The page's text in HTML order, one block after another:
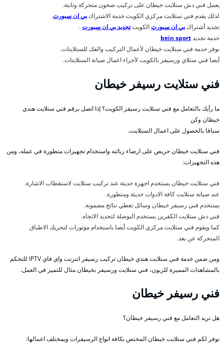
يعمل فني دش ستلايت خيطان على تركيب صحون متحركة وثابتة.
لذلك يقدم فني ستلايت مركزي الكويت خدمة الاشتراكبي ان سبورت.
تجديد أشتراكبي ان سبورتالكويتتجديد بي ان سبورت.
خدمة تجديدbein sport
نوفر خدمة فني ستلايت خيطان لأعمال التركيب والفك للستلايتات.
أيضا فني ستلاي ورسيفر بالكويت لأجراء اعمال صيانة الستلايتات.
فني ستلايت رسيفر خيطان
ما رأيك بالتعامل مع فني ستلايت رسيفر الكويت؟ إذا اتصل برقم فني ستلايت هندي
خيطان وكن
سباقا بالحصول على اعمال الستلايت،
فني ستلايت خيطان حريص على ارضاء زبائنه واستخدام تجهيزات متطورة في عمله، ومن
هذه التجهيزات:
فني ستلايت خيطان يستخدم اجهزة حديثة عند تركيب ستلايت لاستقطاب الاشارة.
عند صيانة ستلايت كافة الادوات حديثة ومتطورة.
يستخدم فني رسيفر خيطان وسائل تعطي نتائج مضمونة.
فني دش ستلايت الكقرين يستخدم البوصلة لتحديد الاتجاه.
كما ويقوم فني ستلايت مركزي الكويت أيضا باستخدام موتورات لتحريك الاطباق
المتحركة عن بعد.
ومن ضمن خدمة فني ستلايت هندي خيطان تركيب رسيفر انترنت واي فاي IPTV للتحكم
بالمشاهدات المميزة للزبون، فني سنلايت ورسيفر بخيطان مثال للتميز في العمل.
فني رسيفر خيطان
هل تريد التعامل مع فني رسيفر خيطان؟
نوفر لكم فني ستلايت خيطان المختص بكافة انواع الرسيفرات وبمختلف اعمالها: